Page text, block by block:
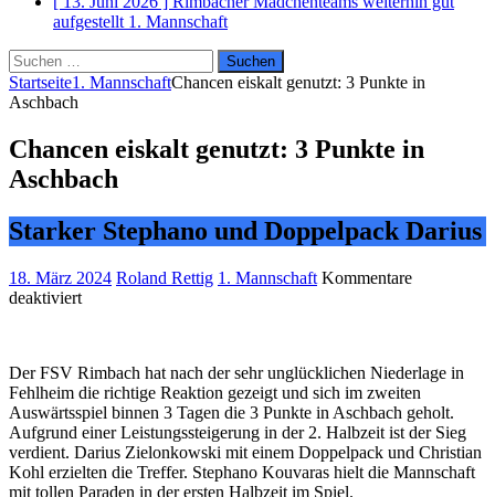
aufgestellt 1. Mannschaft
Suchen
nach:
Startseite1. MannschaftChancen eiskalt genutzt: 3 Punkte in
Aschbach
Chancen eiskalt genutzt: 3 Punkte in
Aschbach
Starker Stephano und Doppelpack Darius
18. März 2024 Roland Rettig 1. Mannschaft Kommentare
deaktiviertfür
3
Punkte
in
Aschbach
Der FSV Rimbach hat nach der sehr unglücklichen Niederlage in
Fehlheim die richtige Reaktion gezeigt und sich im zweiten
Auswärtsspiel binnen 3 Tagen die 3 Punkte in Aschbach geholt.
Aufgrund einer Leistungssteigerung in der 2. Halbzeit ist der Sieg
verdient. Darius Zielonkowski mit einem Doppelpack und Christian
Kohl erzielten die Treffer. Stephano Kouvaras hielt die Mannschaft
mit tollen Paraden in der ersten Halbzeit im Spiel.